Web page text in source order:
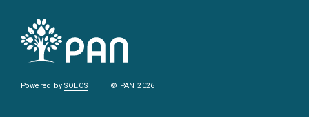
Powered bySOLOS © PAN 2026